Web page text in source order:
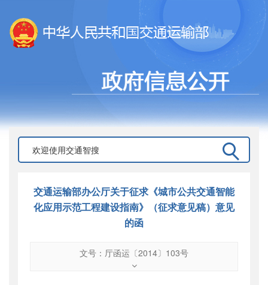
交通运输部办公厅关于征求《城市公共交通智能
化应用示范工程建设指南》（征求意见稿）意见
的函
文号：厅函运〔2014〕103号
厅函运〔2014〕103号